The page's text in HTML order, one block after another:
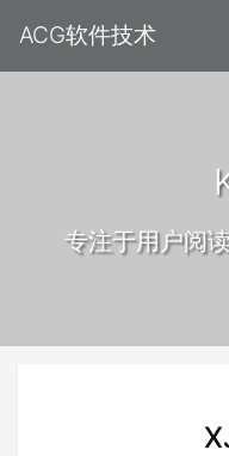
ACG软件技术
专注于用户阅